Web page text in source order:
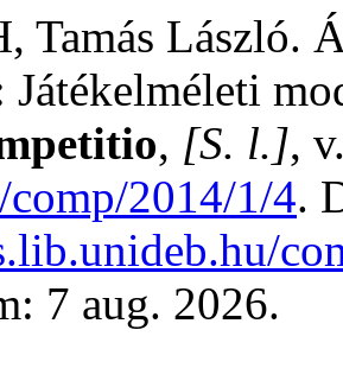
Tamás László.
, [S. l.],
comp/2014/1/4.
7 aug. 2026.